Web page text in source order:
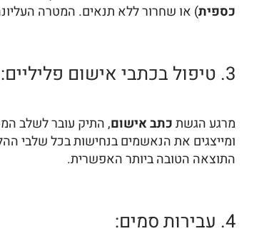
כספית) או שחרור ללא תנאים. המטרה
3. טיפול בכתבי אישום פליליים:
מרגע הגשתכתב אישום, התיק עובר לשלב
ומייצגים את הנאשמים בנחישות בכל שלבי
התוצאה הטובה ביותר האפשרית.
4. עבירות סמים: